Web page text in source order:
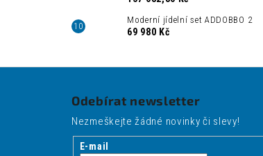
Moderní jídelní set ADDOBBO 2
69 980 Kč
Odebírat newsletter
Nezmeškejte žádné novinky či slevy!
E-mail